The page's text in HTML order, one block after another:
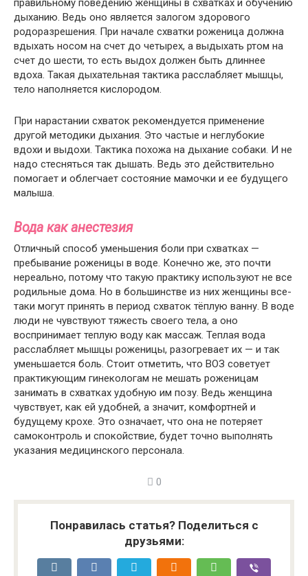
правильному поведению женщины в схватках и обучению
дыханию. Ведь оно является залогом здорового
родоразрешения. При начале схватки роженица должна
вдыхать носом на счет до четырех, а выдыхать ртом на
счет до шести, то есть выдох должен быть длиннее
вдоха. Такая дыхательная тактика расслабляет мышцы,
тело наполняется кислородом.
При нарастании схваток рекомендуется применение
другой методики дыхания. Это частые и неглубокие
вдохи и выдохи. Тактика похожа на дыхание собаки. И не
надо стесняться так дышать. Ведь это действительно
помогает и облегчает состояние мамочки и ее будущего
малыша.
Вода как анестезия
Отличный способ уменьшения боли при схватках —
пребывание роженицы в воде. Конечно же, это почти
нереально, потому что такую практику используют не все
родильные дома. Но в большинстве из них женщины все-
таки могут принять в период схваток тёплую ванну. В воде
люди не чувствуют тяжесть своего тела, а оно
воспринимает теплую воду как массаж. Теплая вода
расслабляет мышцы роженицы, разогревает их — и так
уменьшается боль. Стоит отметить, что ВОЗ советует
практикующим гинекологам не мешать роженицам
занимать в схватках удобную им позу. Ведь женщина
чувствует, как ей удобней, а значит, комфортней и
будущему крохе. Это означает, что она не потеряет
самоконтроль и спокойствие, будет точно выполнять
указания медицинского персонала.
0
Понравилась статья? Поделиться с
друзьями: